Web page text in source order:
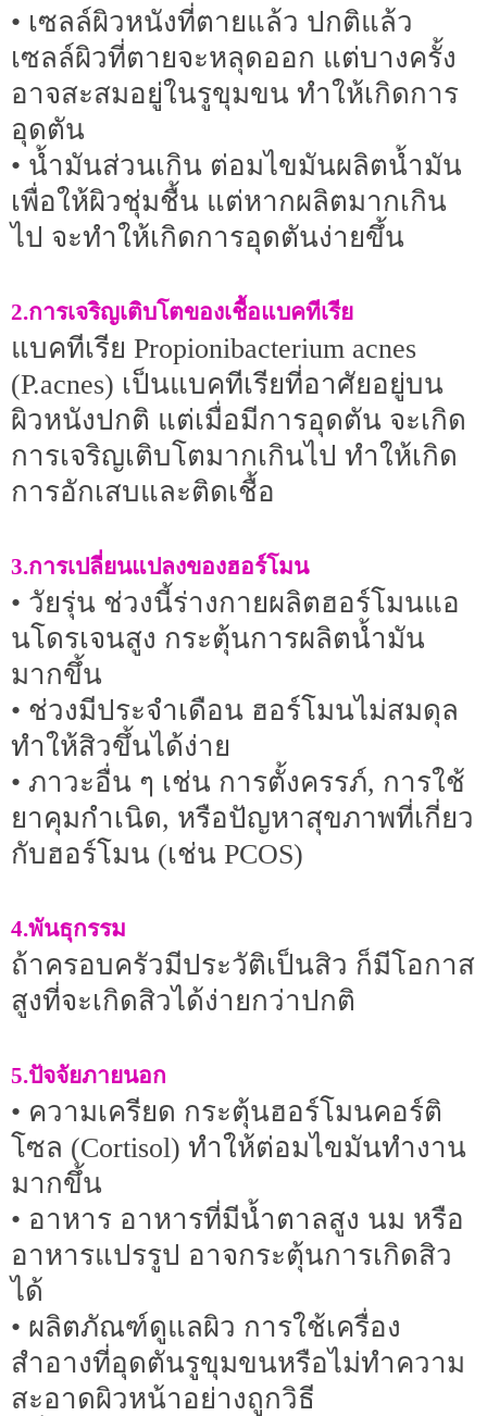
• เซลล์ผิวหนังที่ตายแล้ว ปกติแล้ว
เซลล์ผิวที่ตายจะหลุดออก แต่บางครั้ง
อาจสะสมอยู่ในรูขุมขน ทำให้เกิดการ
อุดตัน
• น้ำมันส่วนเกิน ต่อมไขมันผลิตน้ำมัน
เพื่อให้ผิวชุ่มชื้น แต่หากผลิตมากเกิน
ไป จะทำให้เกิดการอุดตันง่ายขึ้น
2.การเจริญเติบโตของเชื้อแบคทีเรีย
แบคทีเรีย Propionibacterium acnes
(P.acnes) เป็นแบคทีเรียที่อาศัยอยู่บน
ผิวหนังปกติ แต่เมื่อมีการอุดตัน จะเกิด
การเจริญเติบโตมากเกินไป ทำให้เกิด
การอักเสบและติดเชื้อ
3.การเปลี่ยนแปลงของฮอร์โมน
• วัยรุ่น ช่วงนี้ร่างกายผลิตฮอร์โมนแอ
นโดรเจนสูง กระตุ้นการผลิตน้ำมัน
มากขึ้น
• ช่วงมีประจำเดือน ฮอร์โมนไม่สมดุล
ทำให้สิวขึ้นได้ง่าย
• ภาวะอื่น ๆ เช่น การตั้งครรภ์, การใช้
ยาคุมกำเนิด, หรือปัญหาสุขภาพที่เกี่ยว
กับฮอร์โมน (เช่น PCOS)
4.พันธุกรรม
ถ้าครอบครัวมีประวัติเป็นสิว ก็มีโอกาส
สูงที่จะเกิดสิวได้ง่ายกว่าปกติ
5.ปัจจัยภายนอก
• ความเครียด กระตุ้นฮอร์โมนคอร์ติ
โซล (Cortisol) ทำให้ต่อมไขมันทำงาน
มากขึ้น
• อาหาร อาหารที่มีน้ำตาลสูง นม หรือ
อาหารแปรรูป อาจกระตุ้นการเกิดสิว
ได้
• ผลิตภัณฑ์ดูแลผิว การใช้เครื่อง
สำอางที่อุดตันรูขุมขนหรือไม่ทำความ
สะอาดผิวหน้าอย่างถูกวิธี